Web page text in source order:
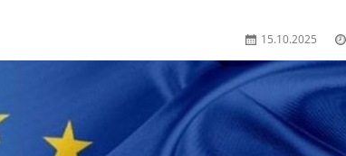
15.10.2025